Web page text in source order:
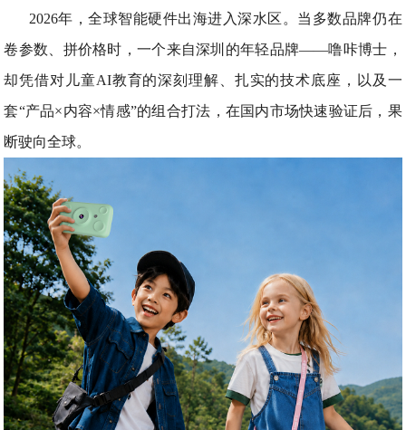
2026年，全球智能硬件出海进入深水区。当多数品牌仍在
卷参数、拼价格时，一个来自深圳的年轻品牌——噜咔博士，
却凭借对儿童AI教育的深刻理解、扎实的技术底座，以及一
套“产品×内容×情感”的组合打法，在国内市场快速验证后，果
断驶向全球。